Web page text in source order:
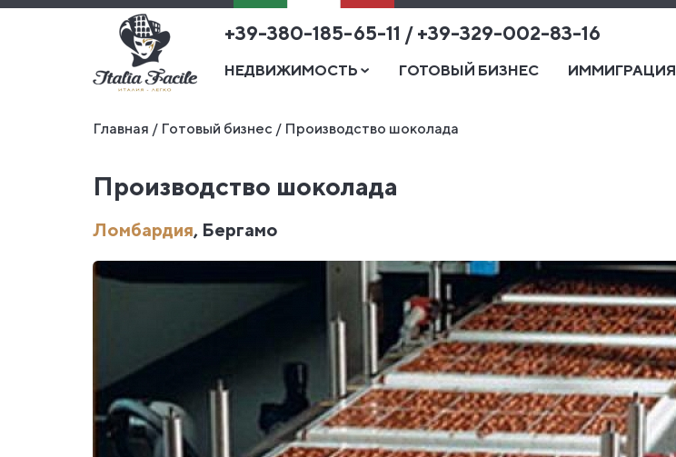
+39-380-185-65-11 / +39-329-002-83-16
НЕДВИЖИМОСТЬ ГОТОВЫЙ БИЗНЕС ИММИГРАЦИЯ
Главная / Готовый бизнес / Производство шоколада
Производство шоколада
Ломбардия, Бергамо